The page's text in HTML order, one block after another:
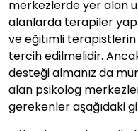
merkezlerde yer alan
alanlarda terapiler
ve eğitimli terapistlerin
tercih edilmelidir.
desteği almanız da
alan psikolog
gerekenler aşağıdaki